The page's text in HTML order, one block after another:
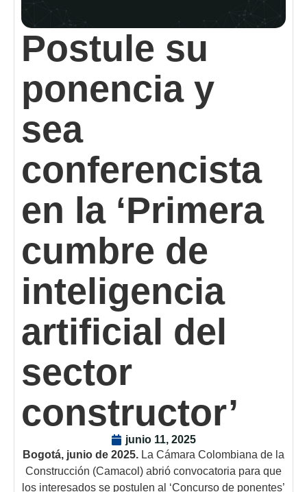
Postule su
ponencia y
sea
conferencista
en la ‘Primera
cumbre de
inteligencia
artificial del
sector
constructor’
junio 11, 2025
Bogotá, junio de 2025. La Cámara Colombiana de la
Construcción (Camacol) abrió convocatoria para que
los interesados se postulen al ‘Concurso de ponentes’